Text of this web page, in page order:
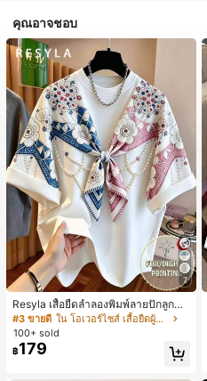
คุณอาจชอบ
7
Resyla เสื้อยืดลำลองพิมพ์ลายปักลูกปัด
รูปโบว์ขนาดใหญ่สำหรับผู้หญิง
#3 ขายดี
ใน โอเวอร์ไซส์ เสื้อยืดผู้หญิง
100+ sold
฿179